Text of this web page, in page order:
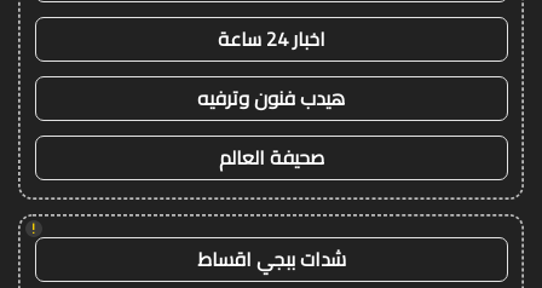
اخبار 24 ساعة
هيدب فنون وترفيه
صحيفة العالم
!
شدات ببجي اقساط